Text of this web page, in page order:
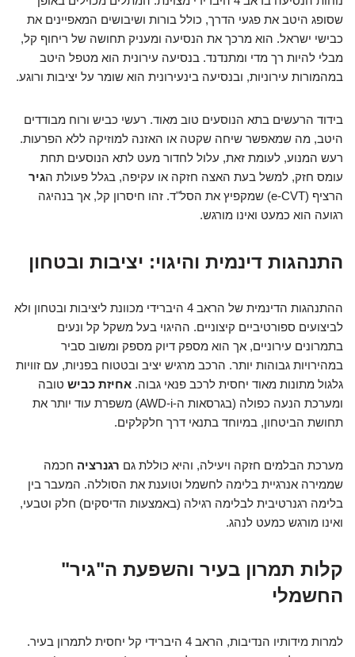
שסופג היטב את פגעי הדרך, כולל בורות ושיבושים המאפיינים את
כבישי ישראל. הוא מרכך את הנסיעה ומעניק תחושה של ריחוף קל,
מבלי להיות רך מדי ומתנדנד. בנסיעה עירונית הוא מטפל היטב
במהמורות עירוניות, ובנסיעה בינעירונית הוא שומר על יציבות ורוגע.
בידוד הרעשים בתא הנוסעים טוב מאוד. רעשי כביש ורוח מבודדים
היטב, מה שמאפשר שיחה שקטה או האזנה למוזיקה ללא הפרעות.
רעש המנוע, לעומת זאת, עלול לחדור מעט לתא הנוסעים תחת
עומס חזק, למשל בעת האצה חזקה או עקיפה, בגלל פעולת הגיר
הרציף (e-CVT) שמקפיץ את הסל"ד. זהו חיסרון קל, אך בנהיגה
רגועה הוא כמעט ואינו מורגש.
התנהגות דינמית והיגוי: יציבות ובטחון
ההתנהגות הדינמית של הראב 4 היברידי מכוונת ליציבות ובטחון ולא
לביצועים ספורטיביים קיצוניים. ההיגוי בעל משקל קל ונעים
בתמרונים עירוניים, אך הוא מספק דיוק מספק ומשוב סביר
במהירויות גבוהות יותר. הרכב מרגיש יציב ובטטוח בפניות, עם זוויות
גלגול מתונות מאוד יחסית לרכב פנאי גבוה. אחיזת כביש טובה
ומערכת הנעה כפולה (בגרסאות ה-AWD-i) משפרת עוד יותר את
תחושת הביטחון, במיוחד בתנאי דרך חלקלקים.
מערכת הבלמים חזקה ויעילה, והיא כוללת גם רגנרציה חכמה
שממירה אנרגיית בלימה לחשמל וטוענת את הסוללה. המעבר בין
בלימה רגנרטיבית לבלימה רגילה (באמצעות הדיסקים) חלק וטבעי,
ואינו מורגש כמעט לנהג.
קלות תמרון בעיר והשפעת ה"גיר"
החשמלי
למרות מידותיו הנדיבות, הראב 4 היברידי קל יחסית לתמרון בעיר.